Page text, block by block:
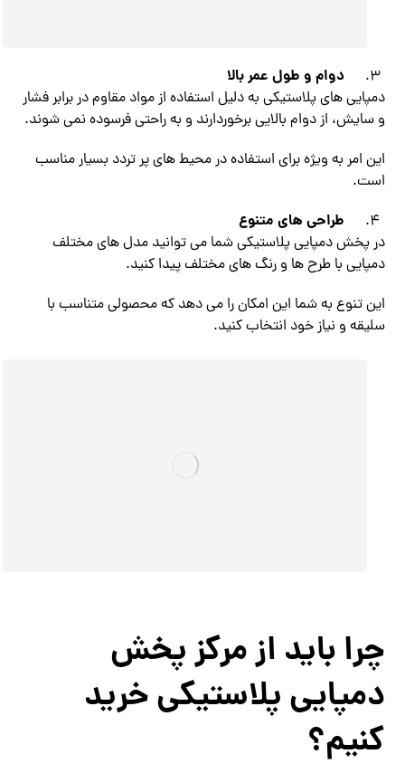
دوام و طول عمر بالا
دمپایی های پلاستیکی به دلیل استفاده از مواد مقاوم در برابر فشار
و سایش، از دوام بالایی برخوردارند و به راحتی فرسوده نمی شوند.
این امر به ویژه برای استفاده در محیط های پر تردد بسیار مناسب
است.
طراحی های متنوع
در پخش دمپایی پلاستیکی شما می توانید مدل های مختلف
دمپایی با طرح ها و رنگ های مختلف پیدا کنید.
این تنوع به شما این امکان را می دهد که محصولی متناسب با
سلیقه و نیاز خود انتخاب کنید.
چرا باید از مرکز پخش
دمپایی پلاستیکی خرید
کنیم؟